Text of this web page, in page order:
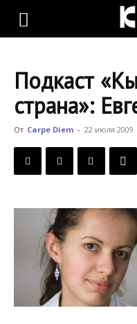
KLOOP.KG
Новости
Подкаст
страна»:
От Carpe Diem - 22 июля 2009